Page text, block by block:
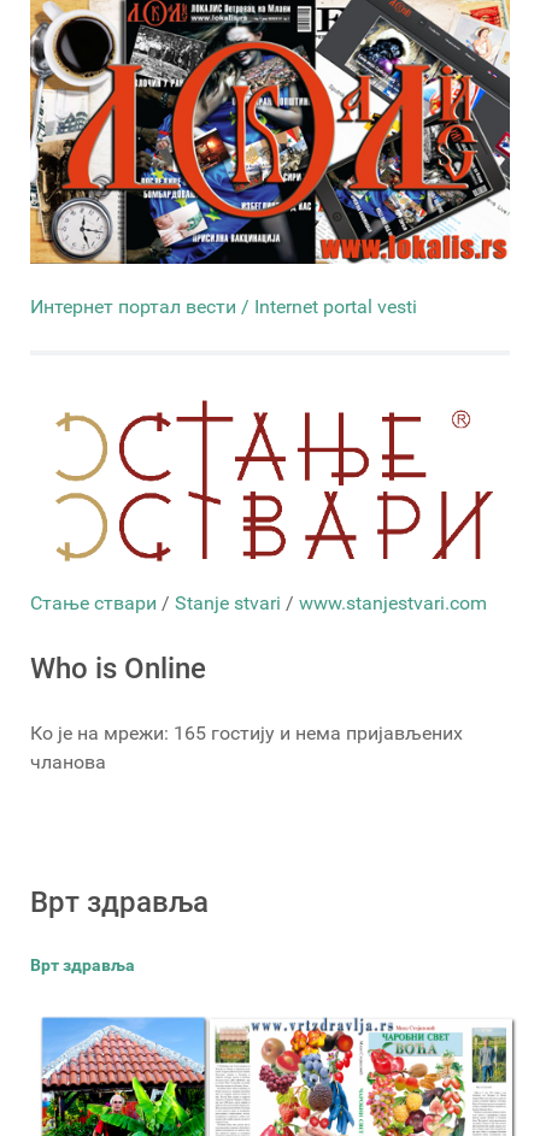
Интернет портал вести / Internet portal vesti
Стање ствари / Stanje stvari / www.stanjestvari.com
Who is Online
Ко је на мрежи: 165 гостију и нема пријављених
чланова
Врт здравља
Врт здравља